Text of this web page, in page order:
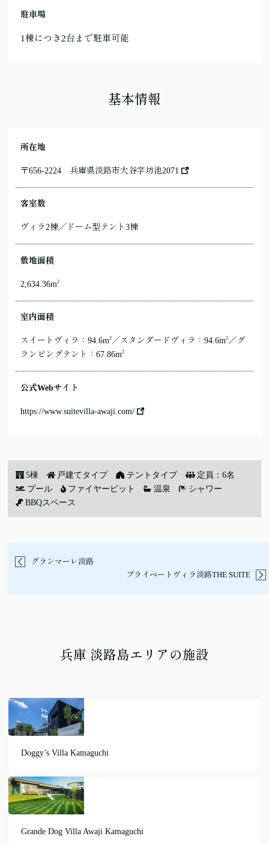
駐車場
1棟につき2台まで駐車可能
基本情報
所在地
〒656-2224 兵庫県淡路市大谷字坊池2071
客室数
ヴィラ2棟／ドーム型テント3棟
敷地面積
2,634.36m2
室内面積
スイートヴィラ：94.6m2／スタンダードヴィラ：94.6m2／グ
ランピングテント：67.86m2
公式Webサイト
https://www.suitevilla-awaji.com/
5棟 戸建てタイプ テントタイプ
定員：6名
プール
ファイヤーピット 温泉
シャワー
BBQスペース
グランマーレ淡路
プライベートヴィラ淡路THE SUITE
兵庫 淡路島エリアの施設
Doggy’s Villa Kamaguchi
Grande Dog Villa Awaji Kamaguchi